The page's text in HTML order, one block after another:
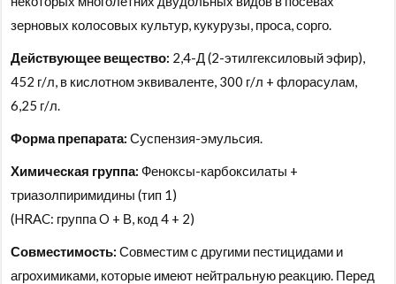
зерновых колосовых культур, кукурузы, проса, сорго.
Действующее вещество: 2,4-Д (2-этилгексиловый эфир),
452 г/л, в кислотном эквиваленте, 300 г/л + флорасулам,
6,25 г/л.
Форма препарата: Суспензия-эмульсия.
Химическая группа: Феноксы-карбоксилаты +
триазолпиримидины (тип 1)
(HRAC: группа O + В, код 4 + 2)
Совместимость: Совместим с другими пестицидами и
агрохимиками, которые имеют нейтральную реакцию. Перед